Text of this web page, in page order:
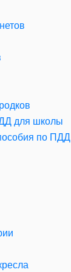
для школы
по ПДД